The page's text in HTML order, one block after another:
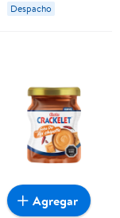
Despacho
Agregar